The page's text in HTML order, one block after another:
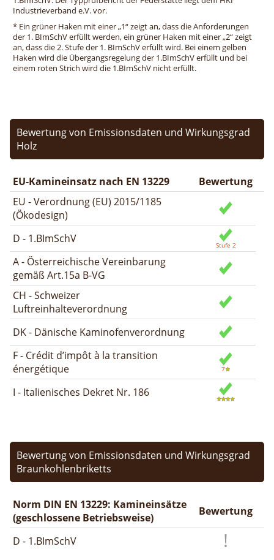
Industrieverband e.V. vor.
* Ein grüner Haken mit einer „1“ zeigt an, dass die Anforderungen
der 1. BImSchV erfüllt werden, ein grüner Haken mit einer „2“ zeigt
an, dass die 2. Stufe der 1. BImSchV erfüllt wird. Bei einem gelben
Haken wird die Übergangsregelung der 1.BImSchV erfüllt und bei
einem roten Strich wird die 1.BImSchV nicht erfüllt.
Bewertung von Emissionsdaten und Wirkungsgrad
Holz
EU-Kamineinsatz nach EN 13229
Bewertung
EU - Verordnung (EU) 2015/1185
(Ökodesign)
D - 1.BImSchV
A - Österreichische Vereinbarung
gemäß Art.15a B-VG
CH - Schweizer
Luftreinhalteverordnung
DK - Dänische Kaminofenverordnung
F - Crédit d’impôt à la transition
énergétique
I - Italienisches Dekret Nr. 186
Bewertung von Emissionsdaten und Wirkungsgrad
Braunkohlenbriketts
Norm DIN EN 13229: Kamineinsätze
(geschlossene Betriebsweise)
Bewertung
D - 1.BImSchV